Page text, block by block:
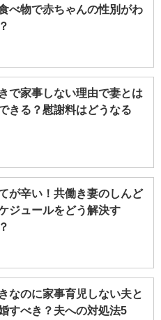
べ物で赤ちゃんの性別がわ
で家事しない理由で妻とは
きる？慰謝料はどうなる
が辛い！共働き妻のしんど
ジュールをどう解決す
なのに家事育児しない夫と
すべき？夫への対処法5